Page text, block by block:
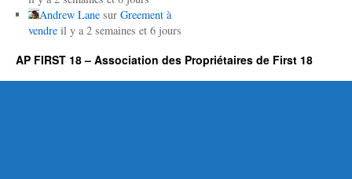
Andrew Lanesur Greement à
vendre il y a 2 semaines et 6 jours
AP FIRST 18 – Association des Propriétaires de First 18